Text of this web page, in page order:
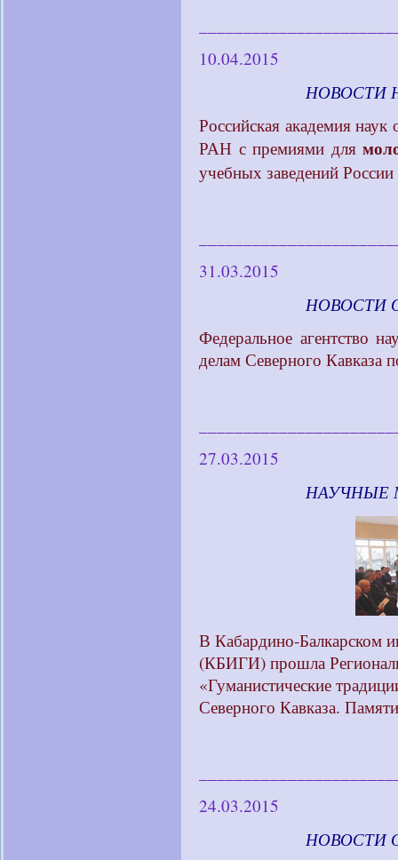
10.04.2015
НОВОСТИ
Российская академия наук
РАН с премиями для
учебных заведений
31.03.2015
НОВОСТИ
Федеральное агентство
делам Северного Кавказа
27.03.2015
НАУЧНЫЕ
В Кабардино-Балкарском
(КБИГИ) прошла
«Гуманистические
Северного Кавказа.
24.03.2015
НОВОСТИ